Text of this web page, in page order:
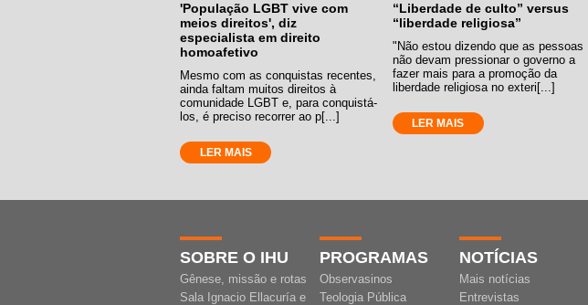
'População LGBT vive com
meios direitos', diz
especialista em direito
homoafetivo
Mesmo com as conquistas recentes,
ainda faltam muitos direitos à
comunidade LGBT e, para conquistá-
los, é preciso recorrer ao p[...]
LER MAIS
“Liberdade de culto” versus
“liberdade religiosa”
"Não estou dizendo que as pessoas
não devam pressionar o governo a
fazer mais para a promoção da
liberdade religiosa no exteri[...]
LER MAIS
SOBRE O IHU
Gênese, missão e rotas
Sala Ignacio Ellacuría e
PROGRAMAS
Observasinos
Teologia Pública
NOTÍCIAS
Mais notícias
Entrevistas